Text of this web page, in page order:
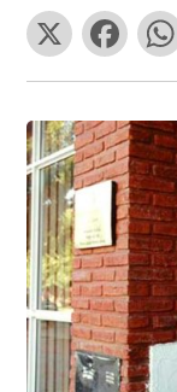
X
F
a
c
e
b
o
o
k